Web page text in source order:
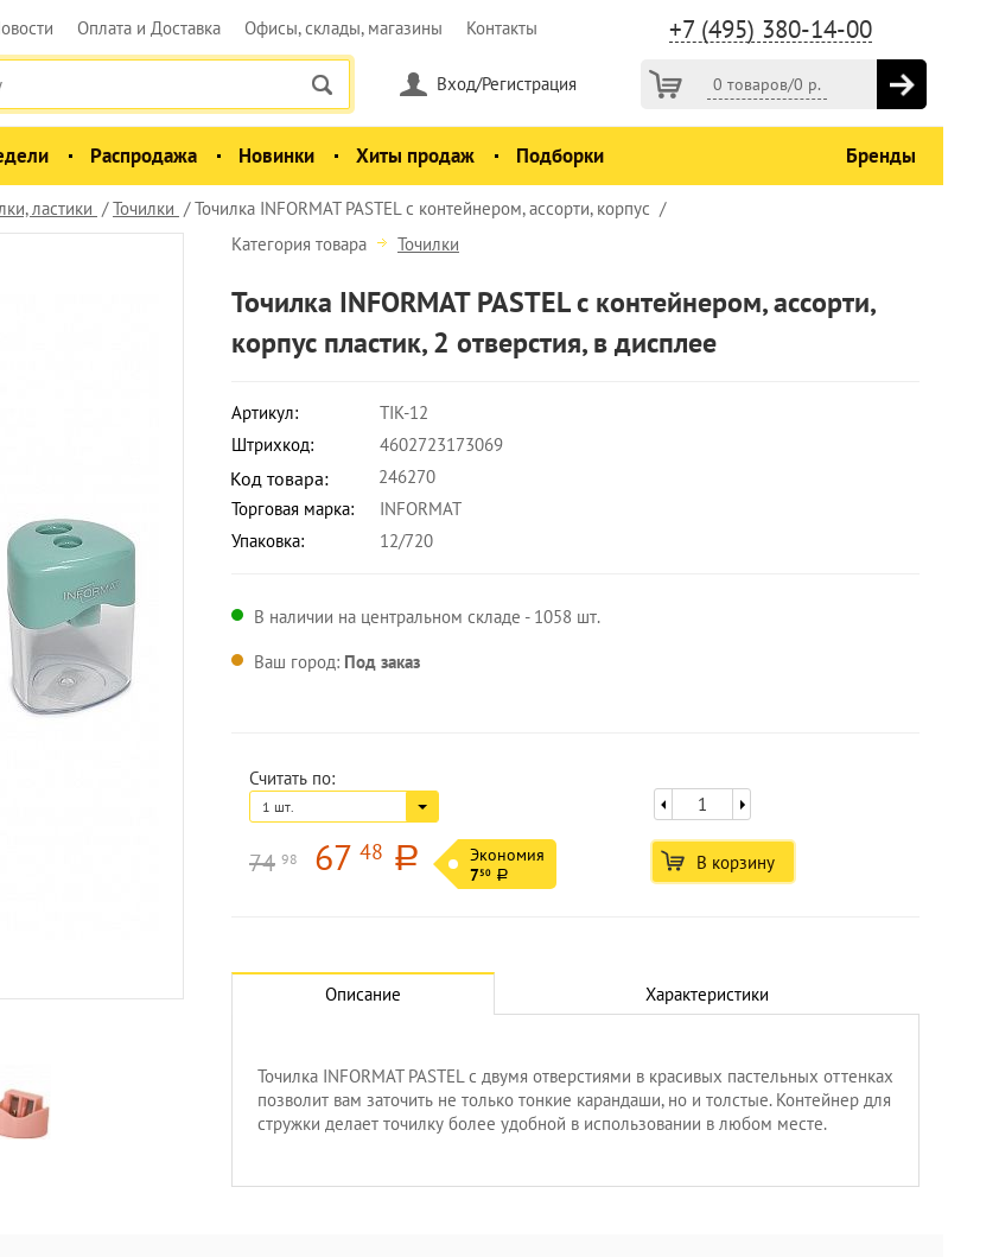
+7 (495) 380-14-00
Оплата и Доставка Офисы, склады, магазины Контакты
0 товаров/0 р.
Вход/Регистрация
Распродажа Новинки Хиты продаж Подборки Бренды
ластики Точилки Точилка INFORMAT PASTEL с контейнером, ассорти, корпус
Увеличить изображение
Категория товара Точилки
Точилка INFORMAT PASTEL с контейнером, ассорти,
корпус пластик, 2 отверстия, в дисплее
Артикул:
TIK-12
Штрихкод:
4602723173069
Код товара:
246270
Торговая марка:
INFORMAT
Упаковка:
12/720
В наличии на центральном складе - 1058 шт.
Ваш город: Под заказ
Считать по:
1 шт.
74 98 67 48 a
Экономия
750 a
В корзину
Описание Характеристики
Точилка INFORMAT PASTEL с двумя отверстиями в красивых пастельных оттенках
позволит вам заточить не только тонкие карандаши, но и толстые. Контейнер для
стружки делает точилку более удобной в использовании в любом месте.